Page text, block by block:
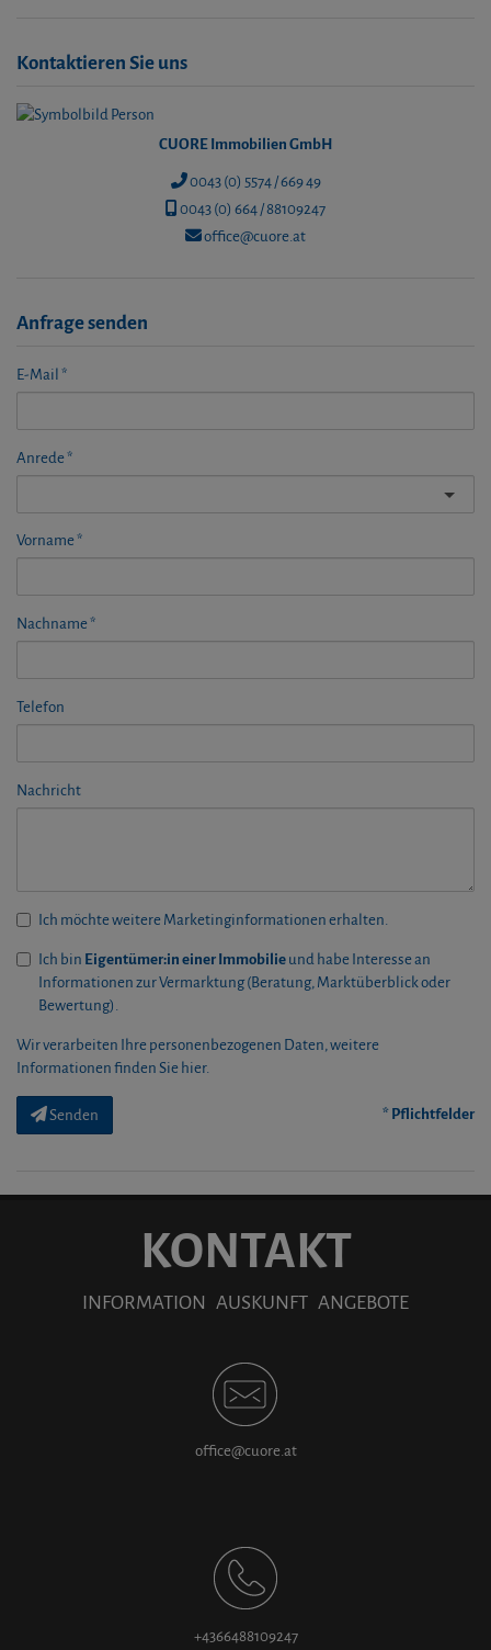
Kontaktieren Sie uns
CUORE Immobilien GmbH
0043 (0) 5574 / 669 49
0043 (0) 664 / 88109247
office@cuore.at
Anfrage senden
E-Mail
Anrede
Vorname
Nachname
Telefon
Nachricht
Ich möchte weitere Marketinginformationen erhalten.
Ich bin Eigentümer:in einer Immobilie und habe Interesse an
Informationen zur Vermarktung (Beratung, Marktüberblick oder
Bewertung).
Wir verarbeiten Ihre personenbezogenen Daten, weitere
Informationen finden Sie hier.
Senden * Pflichtfelder
KONTAKT
INFORMATION AUSKUNFT ANGEBOTE
office@cuore.at
+4366488109247